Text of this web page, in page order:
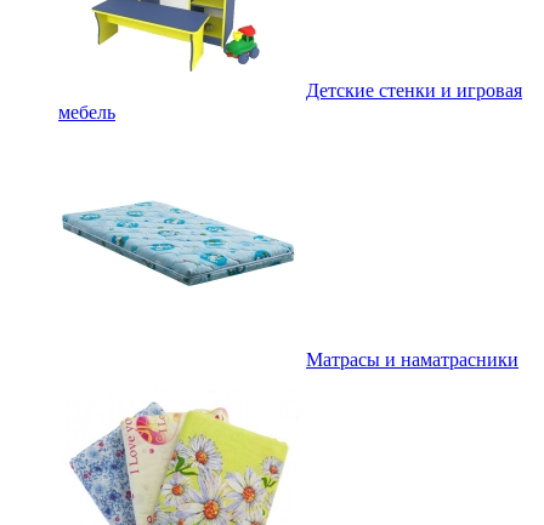
Детские стенки и игровая
мебель
Матрасы и наматрасники